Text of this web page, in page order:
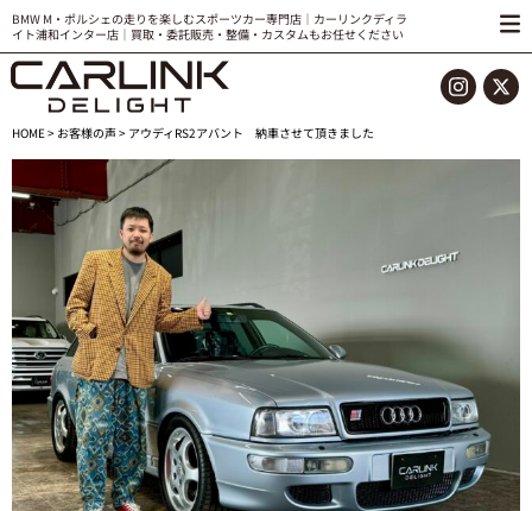
BMW M・ポルシェの走りを楽しむスポーツカー専門店｜カーリンクディラ
イト浦和インター店｜買取・委託販売・整備・カスタムもお任せください
HOME> お客様の声> アウディRS2アバント 納車させて頂きました